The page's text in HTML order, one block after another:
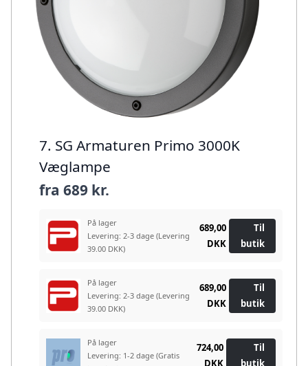
7. SG Armaturen Primo 3000K
Væglampe
fra 689 kr.
På lager
Levering: 2-3 dage (Levering
39.00 DKK)
689,00
DKK
Til
butik
På lager
Levering: 2-3 dage (Levering
39.00 DKK)
689,00
DKK
Til
butik
På lager
Levering: 1-2 dage (Gratis
724,00
DKK
Til
butik